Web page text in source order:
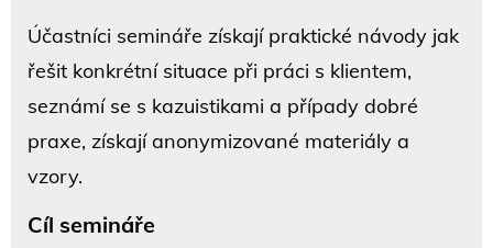
Účastníci semináře získají praktické návody jak
řešit konkrétní situace při práci s klientem,
seznámí se s kazuistikami a případy dobré
praxe, získají anonymizované materiály a
vzory.
Cíl semináře